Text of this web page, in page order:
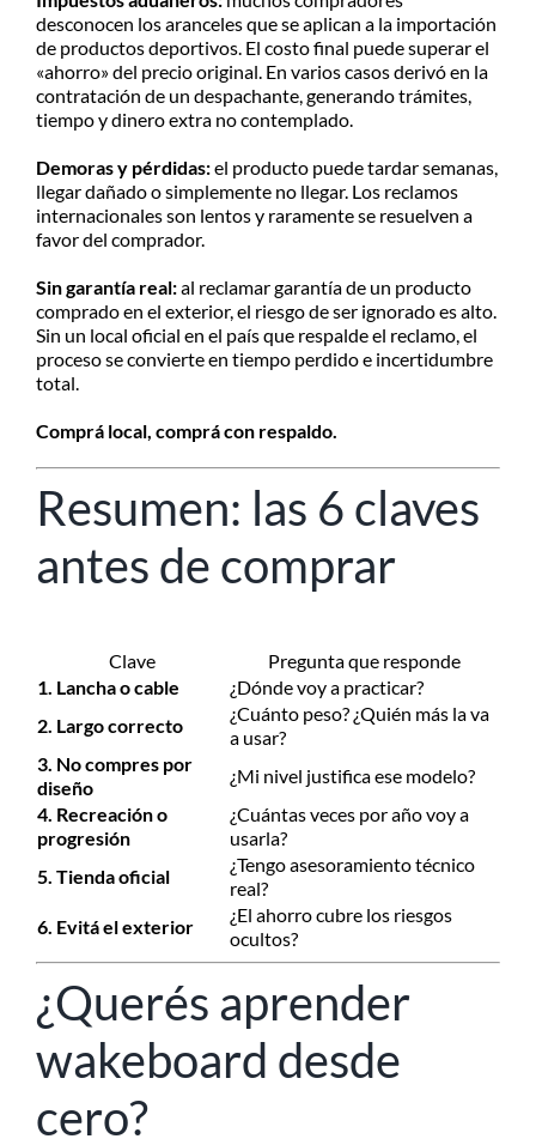
desconocen los aranceles que se aplican a la importación
de productos deportivos. El costo final puede superar el
«ahorro» del precio original. En varios casos derivó en la
contratación de un despachante, generando trámites,
tiempo y dinero extra no contemplado.
Demoras y pérdidas:el producto puede tardar semanas,
llegar dañado o simplemente no llegar. Los reclamos
internacionales son lentos y raramente se resuelven a
favor del comprador.
Sin garantía real:al reclamar garantía de un producto
comprado en el exterior, el riesgo de ser ignorado es alto.
Sin un local oficial en el país que respalde el reclamo, el
proceso se convierte en tiempo perdido e incertidumbre
total.
Comprá local, comprá con respaldo.
Resumen: las 6 claves
antes de comprar
Clave
Pregunta que responde
1. Lancha o cable
¿Dónde voy a practicar?
2. Largo correcto
¿Cuánto peso? ¿Quién más la va
a usar?
3. No compres por
diseño
¿Mi nivel justifica ese modelo?
4. Recreación o
progresión
¿Cuántas veces por año voy a
usarla?
5. Tienda oficial
¿Tengo asesoramiento técnico
real?
6. Evitá el exterior
¿El ahorro cubre los riesgos
ocultos?
¿Querés aprender
wakeboard desde
cero?